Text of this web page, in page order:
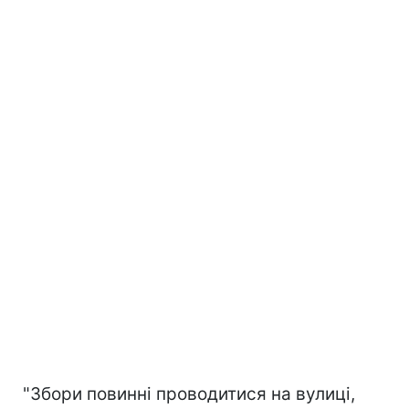
"Збори повинні проводитися на вулиці,